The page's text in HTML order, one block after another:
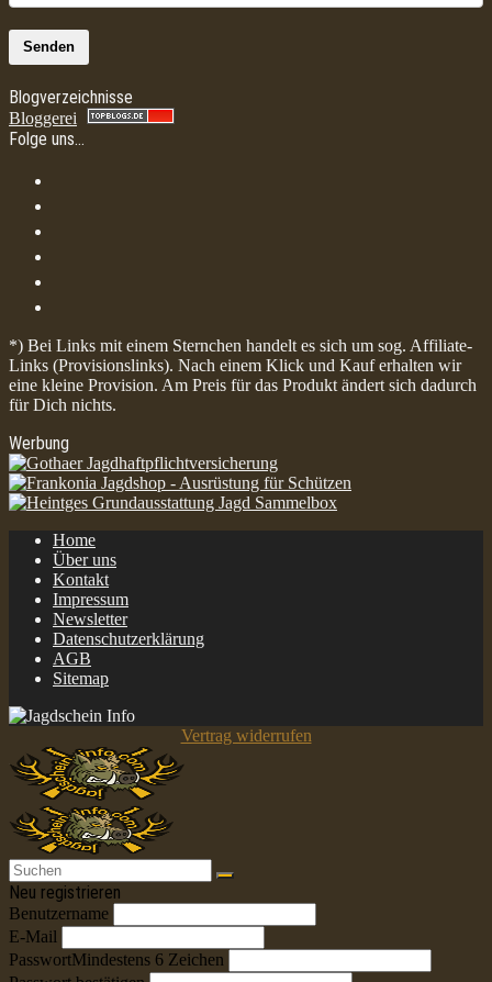
Senden
Blogverzeichnisse
Bloggerei
Folge uns…
*) Bei Links mit einem Sternchen handelt es sich um sog. Affiliate-
Links (Provisionslinks). Nach einem Klick und Kauf erhalten wir
eine kleine Provision. Am Preis für das Produkt ändert sich dadurch
für Dich nichts.
Werbung
Home
Über uns
Kontakt
Impressum
Newsletter
Datenschutzerklärung
AGB
Sitemap
Vertrag widerrufen
Neu registrieren
Benutzername
E-Mail
PasswortMindestens 6 Zeichen